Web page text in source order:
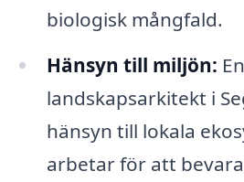
biologisk mångfald.
Hänsyn till miljön: En
landskapsarkitekt i
hänsyn till lokala
arbetar för att